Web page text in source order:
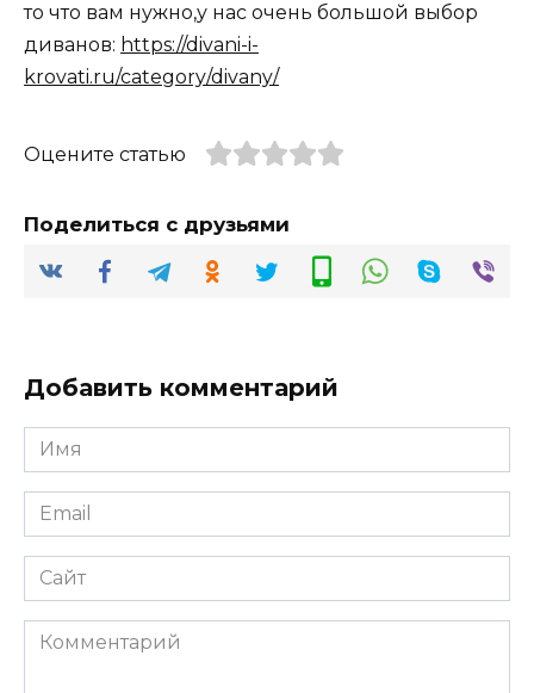
то что вам нужно,у нас очень большой выбор
диванов: https://divani-i-
krovati.ru/category/divany/
Оцените статью
Поделиться с друзьями
Добавить комментарий
Имя
*
Email
*
Сайт
Комментарий